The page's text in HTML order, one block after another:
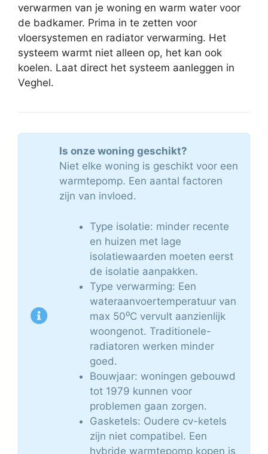
verwarmen van je woning en warm water voor
de badkamer. Prima in te zetten voor
vloersystemen en radiator verwarming. Het
systeem warmt niet alleen op, het kan ook
koelen. Laat direct het systeem aanleggen in
Veghel.
Is onze woning geschikt?
Niet elke woning is geschikt voor een
warmtepomp. Een aantal factoren
zijn van invloed.
Type isolatie: minder recente
en huizen met lage
isolatiewaarden moeten eerst
de isolatie aanpakken.
Type verwarming: Een
wateraanvoertemperatuur van
max 50⁰C vervult aanzienlijk
woongenot. Traditionele-
radiatoren werken minder
goed.
Bouwjaar: woningen gebouwd
tot 1979 kunnen voor
problemen gaan zorgen.
Gasketels: Oudere cv-ketels
zijn niet compatibel. Een
hybride warmtepomp kopen is